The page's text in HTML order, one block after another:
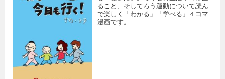
ること、そしてろう運動について読ん
で楽しく「わかる」「学べる」４コマ
漫画です。